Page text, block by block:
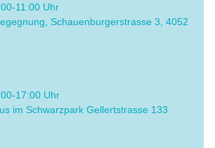
11:00 Uhr
Schauenburgerstrasse 3, 4052
17:00 Uhr
im Schwarzpark Gellertstrasse 133